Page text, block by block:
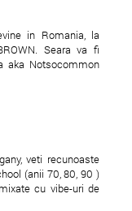
Galeria
in Romania, la
Seara va fi
aka Notsocommon
veti recunoaste
(anii 70, 80, 90 )
cu vibe-uri de